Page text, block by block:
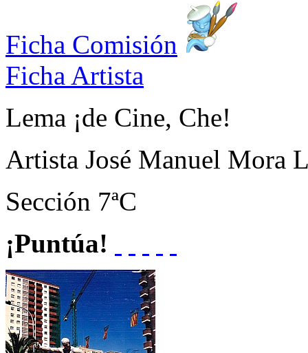
Ficha Comisión
Ficha Artista
Lema ¡de Cine, Che!
Artista José Manuel Mora
Sección 7ªC
¡Puntúa!